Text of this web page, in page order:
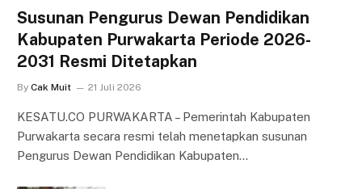
Susunan Pengurus Dewan Pendidikan
Kabupaten Purwakarta Periode 2026-
2031 Resmi Ditetapkan
By Cak Muit 21 Juli 2026
KESATU.CO PURWAKARTA – Pemerintah Kabupaten
Purwakarta secara resmi telah menetapkan susunan
Pengurus Dewan Pendidikan Kabupaten…